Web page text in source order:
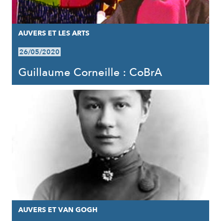
AUVERS ET LES ARTS
26/05/2020
Guillaume Corneille : CoBrA
AUVERS ET VAN GOGH